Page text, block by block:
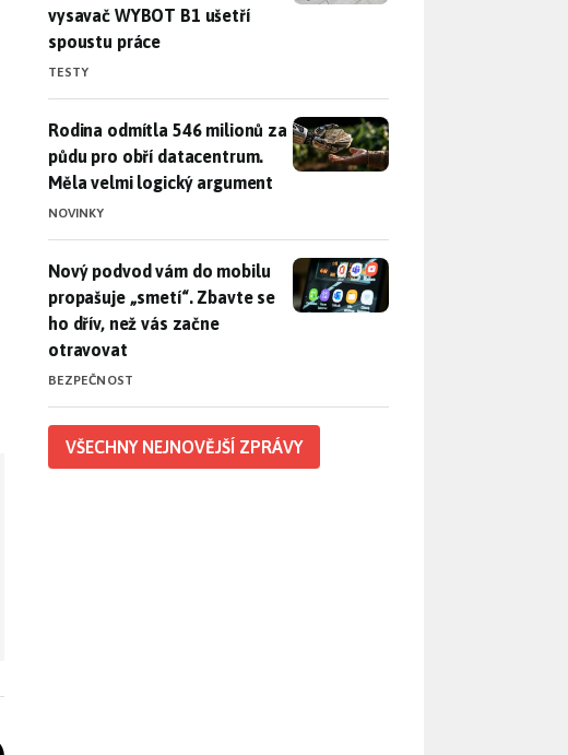
vysavač WYBOT B1 ušetří
spoustu práce
TESTY
Rodina odmítla 546 milionů za půdu pro obří datacentrum. Měla
Rodina odmítla 546 milionů za
půdu pro obří datacentrum.
Měla velmi logický argument
NOVINKY
Nový podvod vám do mobilu propašuje „smetí“. Zbavte se ho dřív,
Nový podvod vám do mobilu
propašuje „smetí“. Zbavte se
ho dřív, než vás začne
otravovat
BEZPEČNOST
VŠECHNY NEJNOVĚJŠÍ ZPRÁVY